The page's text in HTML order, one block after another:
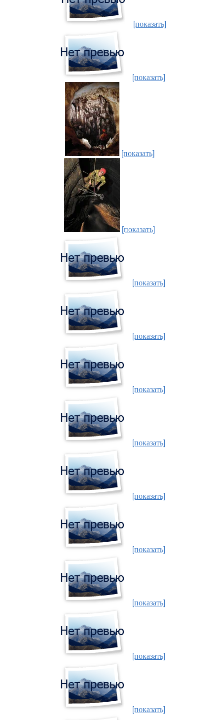
[показать]
[показать]
[показать]
[показать]
[показать]
[показать]
[показать]
[показать]
[показать]
[показать]
[показать]
[показать]
[показать]